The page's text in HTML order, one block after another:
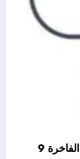
كوبون خصم 9 تمرات لبيع تمر العجوة الفاخرة 9